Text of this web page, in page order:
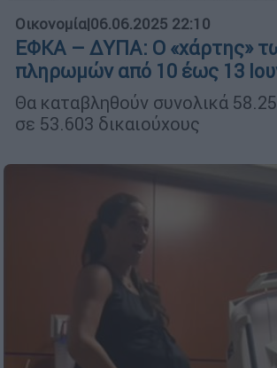
Οικονομία|06.06.2025 22:10
ΕΦΚΑ – ΔΥΠΑ: Ο «χάρτης»
πληρωμών από 10 έως 13
Θα καταβληθούν συνολικά
σε 53.603 δικαιούχους